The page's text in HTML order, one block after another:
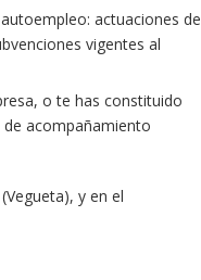
actuaciones de
vigentes al
o te has constituido
acompañamiento
y en el